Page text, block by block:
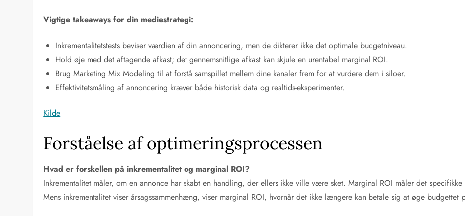
Vigtige takeaways for din mediestrategi:
Inkrementalitetstests beviser værdien af din annoncering, men de dikterer ikke det optimale budgetniveau.
Hold øje med det aftagende afkast; det gennemsnitlige afkast kan skjule en urentabel marginal ROI.
Brug Marketing Mix Modeling til at forstå samspillet mellem dine kanaler frem for at vurdere dem i siloer.
Effektivitetsmåling af annoncering kræver både historisk data og realtids-eksperimenter.
Kilde
Forståelse af optimeringsprocessen
Hvad er forskellen på inkrementalitet og marginal ROI?
Inkrementalitet måler, om en annonce har skabt en handling, der ellers ikke ville være sket. Marginal ROI måler det
Mens inkrementalitet viser årsagssammenhæng, viser marginal ROI, hvornår det ikke længere kan betale sig at øge budgettet